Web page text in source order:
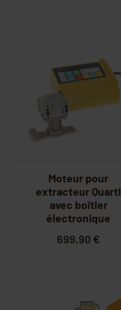
Moteur pour
extracteur Quarti
avec boîtier
électronique
699,90 €